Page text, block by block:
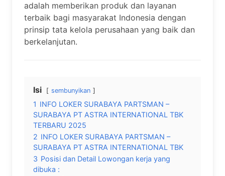
adalah memberikan produk dan layanan
terbaik bagi masyarakat Indonesia dengan
prinsip tata kelola perusahaan yang baik dan
berkelanjutan.
Isi sembunyikan
1 INFO LOKER SURABAYA PARTSMAN –
SURABAYA PT ASTRA INTERNATIONAL TBK
TERBARU 2025
2 INFO LOKER SURABAYA PARTSMAN –
SURABAYA PT ASTRA INTERNATIONAL TBK
3 Posisi dan Detail Lowongan kerja yang
dibuka :